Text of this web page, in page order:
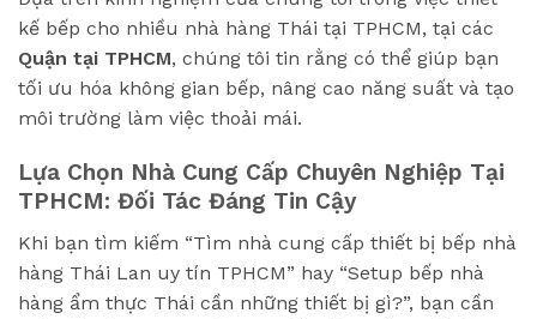
kế bếp cho nhiều nhà hàng Thái tại TPHCM, tại các
Quận tại TPHCM, chúng tôi tin rằng có thể giúp bạn
tối ưu hóa không gian bếp, nâng cao năng suất và tạo
môi trường làm việc thoải mái.
Lựa Chọn Nhà Cung Cấp Chuyên Nghiệp Tại
TPHCM: Đối Tác Đáng Tin Cậy
Khi bạn tìm kiếm “Tìm nhà cung cấp thiết bị bếp nhà
hàng Thái Lan uy tín TPHCM” hay “Setup bếp nhà
hàng ẩm thực Thái cần những thiết bị gì?”, bạn cần